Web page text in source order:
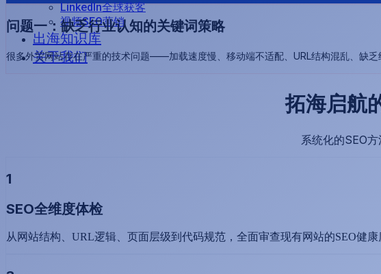
LinkedIn全球获客
视频SEO营销
出海知识库
关于我们
问题一：缺乏行业认知的关键词策略
很多外贸网站存在严重的技术问题——加载速度慢、移动端不适配、URL结构混乱、缺
拓海启航
系统化的SEO
1
SEO全维度体检
从网站结构、URL逻辑、页面层级到代码规范，全面审查现有网站的SEO健